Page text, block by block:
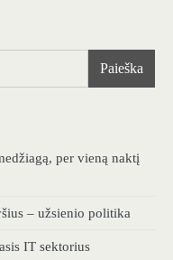
Paieška
per vieną naktį
– užsienio politika
IT sektorius